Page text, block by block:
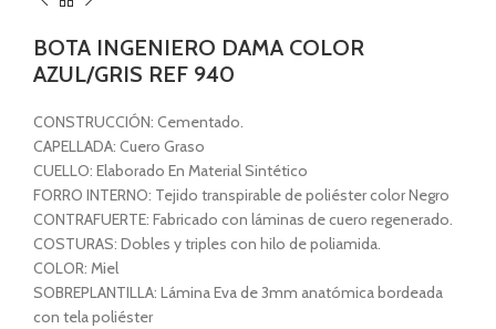
BOTA INGENIERO DAMA COLOR
AZUL/GRIS REF 940
CONSTRUCCIÓN: Cementado.
CAPELLADA: Cuero Graso
CUELLO: Elaborado En Material Sintético
FORRO INTERNO: Tejido transpirable de poliéster color Negro
CONTRAFUERTE: Fabricado con láminas de cuero regenerado.
COSTURAS: Dobles y triples con hilo de poliamida.
COLOR: Miel
SOBREPLANTILLA: Lámina Eva de 3mm anatómica bordeada
con tela poliéster